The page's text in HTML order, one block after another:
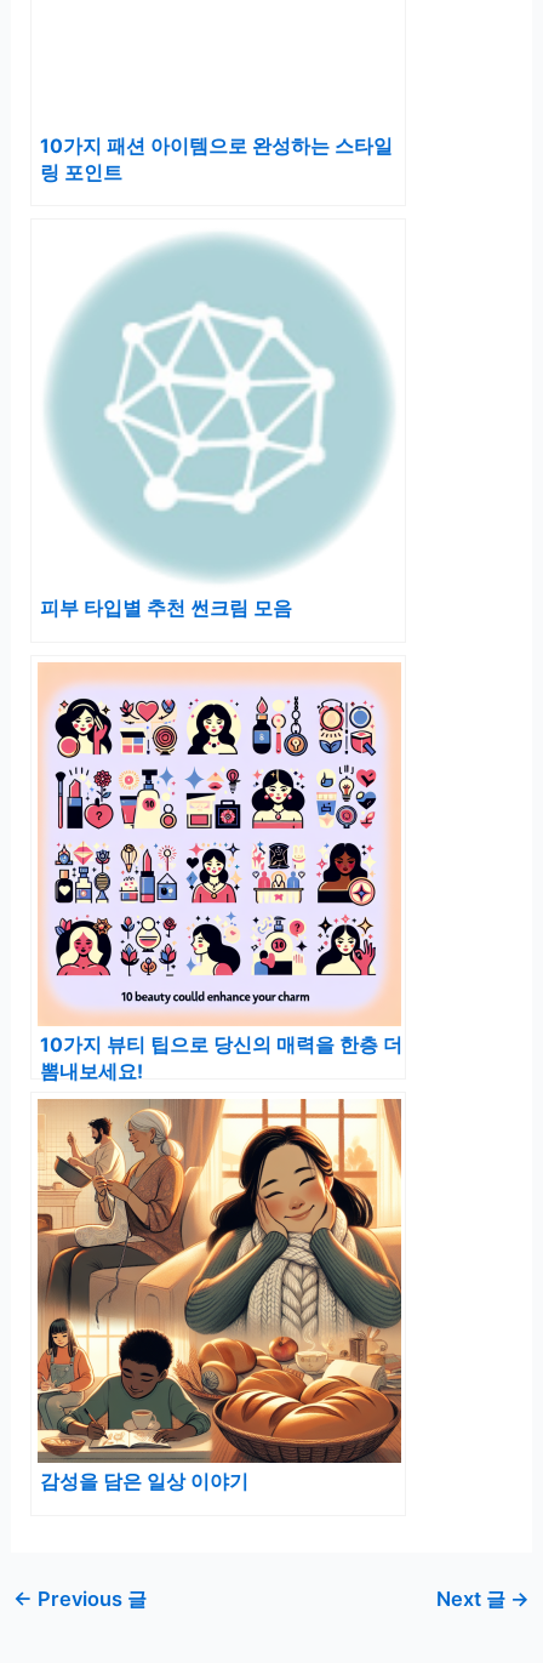
10가지 패션 아이템으로 완성하는 스타일
링 포인트
피부 타입별 추천 썬크림 모음
10가지 뷰티 팁으로 당신의 매력을 한층 더
뽐내보세요!
감성을 담은 일상 이야기
← Previous 글 Next 글 →